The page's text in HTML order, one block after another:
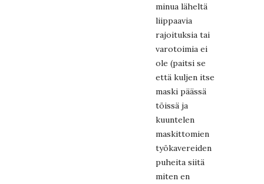
minua läheltä
liippaavia
rajoituksia tai
varotoimia ei
ole (paitsi se
että kuljen itse
maski päässä
töissä ja
kuuntelen
maskittomien
työkavereiden
puheita siitä
miten en